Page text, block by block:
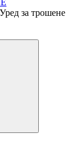
Уред за трошене